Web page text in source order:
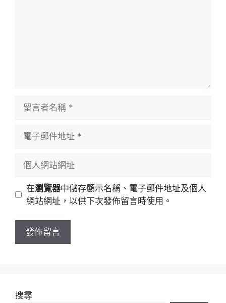
址
站
址
在瀏覽器中儲存顯示名稱、電子郵件地址及個人
網站網址，以供下次發佈留言時使用。
搜尋